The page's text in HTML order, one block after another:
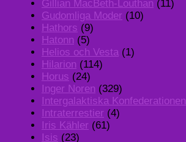
Gillian MacBeth-Louthan (11)
Gudomliga Moder (10)
Hathors (9)
Hatonn (5)
Helios och Vesta (1)
Hilarion (114)
Horus (24)
Inger Noren (329)
Intergalaktiska Konfederationen
Intraterrestier (4)
Iris Kähler (61)
Isis (23)